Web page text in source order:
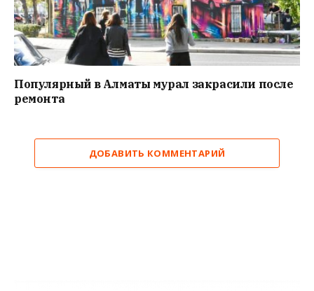
Популярный в Алматы мурал закрасили после
ремонта
ДОБАВИТЬ КОММЕНТАРИЙ